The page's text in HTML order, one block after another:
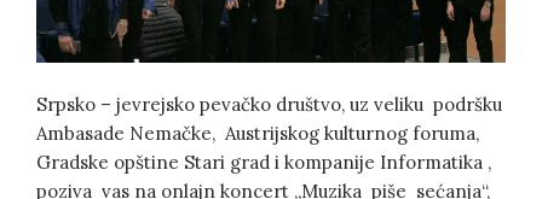
Srpsko – jevrejsko pevačko društvo, uz veliku podršku
Ambasade Nemačke, Austrijskog kulturnog foruma,
Gradske opštine Stari grad i kompanije Informatika ,
poziva vas na onlajn koncert „Muzika piše sećanja“,